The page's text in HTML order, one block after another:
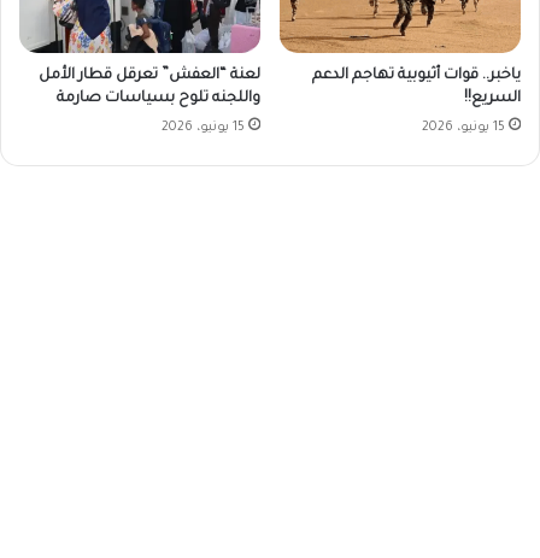
ياخبر.. قوات أثيوبية تهاجم الدعم
السريع!!
15 يونيو، 2026
لعنة “العفش” تعرقل قطار الأمل
واللجنه تلوح بسياسات صارمة
15 يونيو، 2026